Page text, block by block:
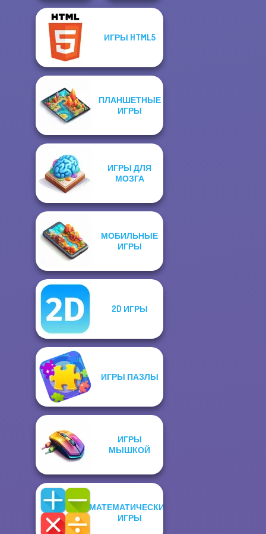
Rabbids Volcano
Panic
ИГРЫ HTML5
ПЛАНШЕТНЫЕ
ИГРЫ
ИГРЫ ДЛЯ
МОЗГА
МОБИЛЬНЫЕ
ИГРЫ
2D ИГРЫ
ИГРЫ ПАЗЛЫ
ИГРЫ
МЫШКОЙ
МАТЕМАТИЧЕСКИЕ
ИГРЫ